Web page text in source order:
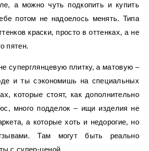
а можно чуть подкопить и купить
потом не надоелось менять. Типа
краски, просто в оттенках, а не
пятен.
суперглянцевую плитку, а матовую –
и ты сэкономишь на специальных
которые стоят, как дополнительно
много подделок – ищи изделия не
а которые хоть и недорогие, но
Там могут быть реально
с супер-ценой.